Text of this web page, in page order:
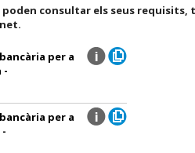
consultar els seus requisits,
per a
-
per a